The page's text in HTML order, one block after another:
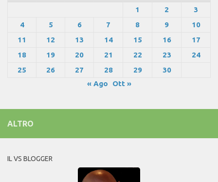
1
2
3
4
5 6 7 8 9
10
11
12 13 14 15 16
17
18
19 20 21 22 23
24
25
26 27 28 29
30
« Ago
Ott »
ALTRO
IL VS BLOGGER